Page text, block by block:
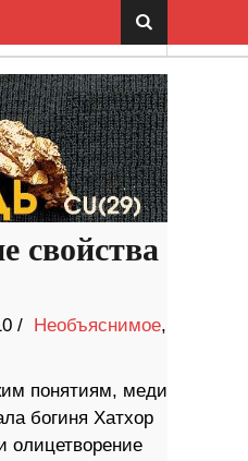
свойства
/ Необъяснимое,
понятиям, меди
богиня Хатхор